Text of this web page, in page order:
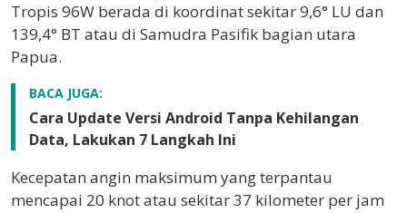
Tropis 96W berada di koordinat sekitar 9,6° LU dan
139,4° BT atau di Samudra Pasifik bagian utara
Papua.
BACA JUGA:
Cara Update Versi Android Tanpa Kehilangan
Data, Lakukan 7 Langkah Ini
Kecepatan angin maksimum yang terpantau
mencapai 20 knot atau sekitar 37 kilometer per jam